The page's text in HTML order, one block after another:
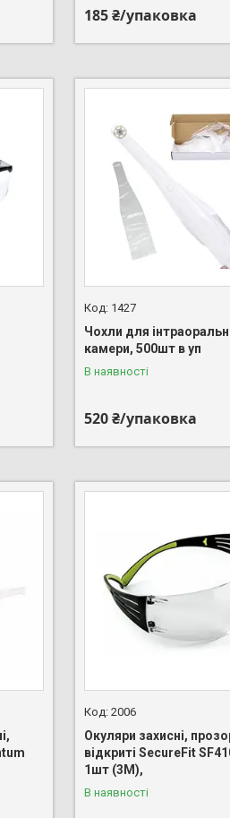
185 ₴/упаковка
1427
Чохли для
камери, 500шт в уп
В наявності
520 ₴/упаковка
2006
Окуляри захисні,
відкриті SecureFit
1шт (3М),
В наявності